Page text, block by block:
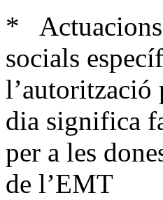
* Actuacions
socials
l’autorització
dia significa
per a les
de l’EMT